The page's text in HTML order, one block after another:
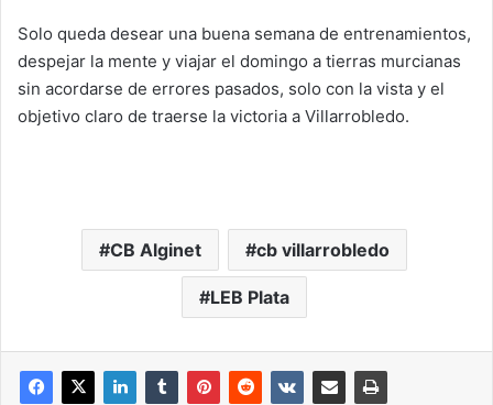
Solo queda desear una buena semana de entrenamientos,
despejar la mente y viajar el domingo a tierras murcianas
sin acordarse de errores pasados, solo con la vista y el
objetivo claro de traerse la victoria a Villarrobledo.
CB Alginet cb villarrobledo
LEB Plata